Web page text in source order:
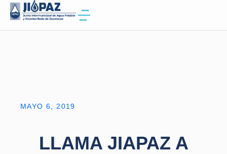
MAYO 6, 2019
LLAMA JIAPAZ A